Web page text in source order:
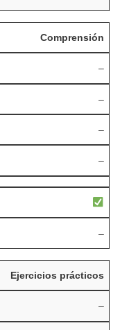
Comprensión
–
–
–
–
–
Ejercicios prácticos
–